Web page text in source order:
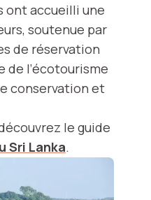
ont accueilli une
soutenue par
de réservation
de l’écotourisme
conservation et
le guide
Sri Lanka.